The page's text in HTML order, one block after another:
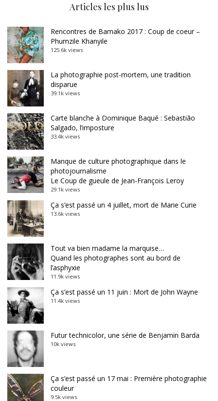
Articles les plus lus
Rencontres de Bamako 2017 : Coup de coeur –
Phumzile Khanyile
125.6k views
La photographie post-mortem, une tradition
disparue
39.1k views
Carte blanche à Dominique Baqué : Sebastião
Salgado, l’imposture
33.4k views
Manque de culture photographique dans le
photojournalisme
Le Coup de gueule de Jean-François Leroy
29.1k views
Ça s’est passé un 4 juillet, mort de Marie Curie
13.6k views
Tout va bien madame la marquise…
Quand les photographes sont au bord de
l’asphyxie
11.9k views
Ça s’est passé un 11 juin : Mort de John Wayne
11.4k views
Futur technicolor, une série de Benjamin Barda
10k views
Ça s’est passé un 17 mai : Première photographie
couleur
9.5k views